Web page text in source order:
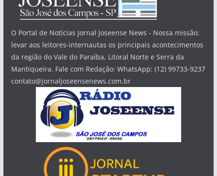
O Portal de Notícias Jornal Joseense News - Nossa missão:
levar aos leitores-internautas os principais acontecimentos
da região do Vale do Paraíba, Litoral Norte e Serra da
Mantiqueira. Fale com Redação: WhatsApp: (12) 99733-9237
contato@jornaljoseensenews.com.br